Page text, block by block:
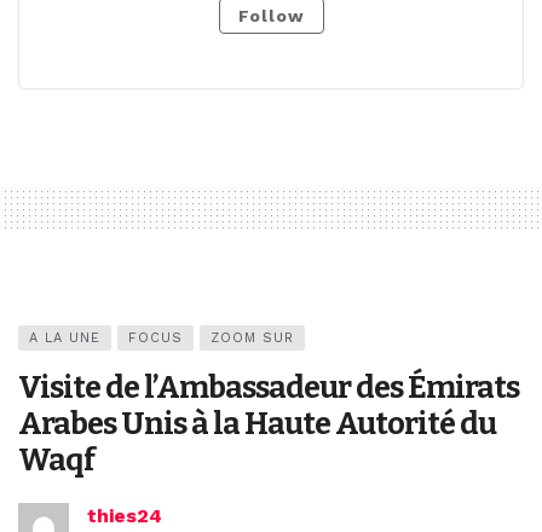
Follow
A LA UNE FOCUS ZOOM SUR
Visite de l’Ambassadeur des Émirats
Arabes Unis à la Haute Autorité du
Waqf
thies24